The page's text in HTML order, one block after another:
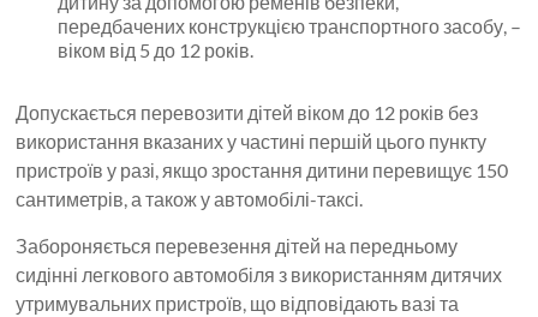
передбачених конструкцією транспортного засобу, –
віком від 5 до 12 років.
Допускається перевозити дітей віком до 12 років без
використання вказаних у частині першій цього пункту
пристроїв у разі, якщо зростання дитини перевищує 150
сантиметрів, а також у автомобілі-таксі.
Забороняється перевезення дітей на передньому
сидінні легкового автомобіля з використанням дитячих
утримувальних пристроїв, що відповідають вазі та